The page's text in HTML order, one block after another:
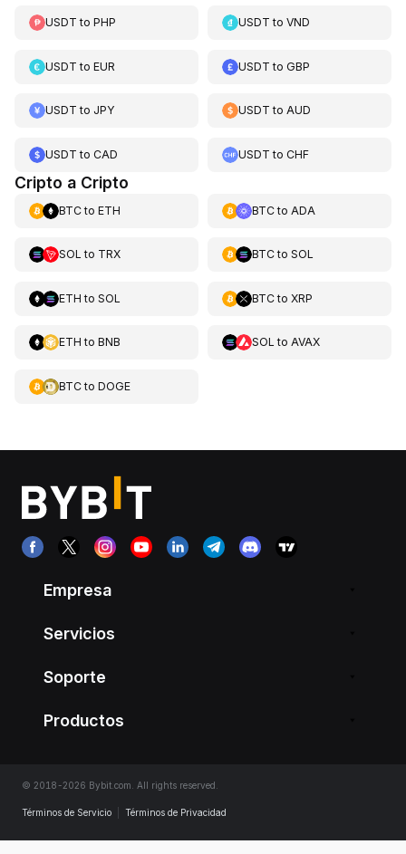
USDT to PHP USDT toVND
USDT to EUR USDT toGBP
USDT to JPY USDT toAUD
USDT to CAD USDT toCHF
Cripto a Cripto
BTCto ETH BTCto ADA
SOL to TRX BTCto SOL
ETH to SOL BTCto XRP
ETH to BNB SOL to AVAX
BTCto DOGE
Empresa
Servicios
Soporte
Productos
© 2018-2026 Bybit.com. All rights reserved.
Términos de Servicio Términos de Privacidad